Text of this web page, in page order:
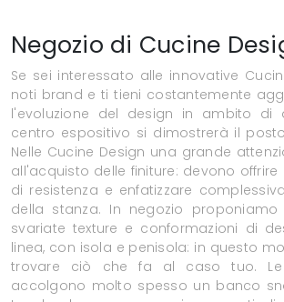
Negozio di Cucine
Se sei interessato alle innovative
noti brand e ti tieni costantemente
l'evoluzione del design in ambito di
centro espositivo si dimostrerà il
Nelle Cucine Design una grande
all'acquisto delle finiture: devono offrire
di resistenza e enfatizzare
della stanza. In negozio proponiamo
svariate texture e conformazioni di
linea, con isola e penisola: in questo
trovare ciò che fa al caso tuo. Le
accolgono molto spesso un banco